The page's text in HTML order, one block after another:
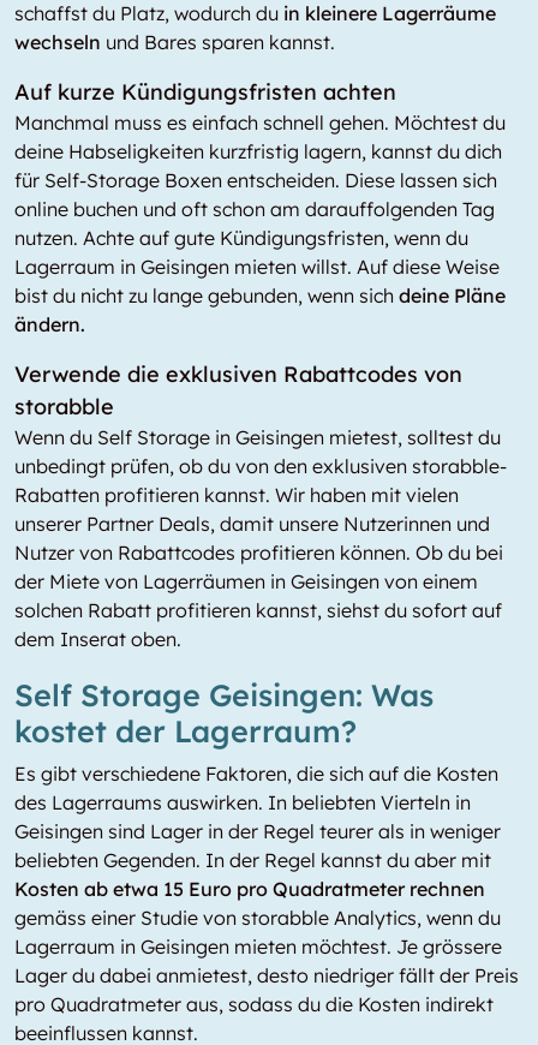
schaffst du Platz, wodurch du in kleinere Lagerräume
wechseln und Bares sparen kannst.
Auf kurze Kündigungsfristen achten
Manchmal muss es einfach schnell gehen. Möchtest du
deine Habseligkeiten kurzfristig lagern, kannst du dich
für Self-Storage Boxen entscheiden. Diese lassen sich
online buchen und oft schon am darauffolgenden Tag
nutzen. Achte auf gute Kündigungsfristen, wenn du
Lagerraum in Geisingen mieten willst. Auf diese Weise
bist du nicht zu lange gebunden, wenn sich deine Pläne
ändern.
Verwende die exklusiven Rabattcodes von
storabble
Wenn du Self Storage in Geisingen mietest, solltest du
unbedingt prüfen, ob du von den exklusiven storabble-
Rabatten profitieren kannst. Wir haben mit vielen
unserer Partner Deals, damit unsere Nutzerinnen und
Nutzer von Rabattcodes profitieren können. Ob du bei
der Miete von Lagerräumen in Geisingen von einem
solchen Rabatt profitieren kannst, siehst du sofort auf
dem Inserat oben.
Self Storage Geisingen: Was
kostet der Lagerraum?
Es gibt verschiedene Faktoren, die sich auf die Kosten
des Lagerraums auswirken. In beliebten Vierteln in
Geisingen sind Lager in der Regel teurer als in weniger
beliebten Gegenden. In der Regel kannst du aber mit
Kosten ab etwa 15 Euro pro Quadratmeter rechnen
gemäss einer Studie von storabble Analytics, wenn du
Lagerraum in Geisingen mieten möchtest. Je grössere
Lager du dabei anmietest, desto niedriger fällt der Preis
pro Quadratmeter aus, sodass du die Kosten indirekt
beeinflussen kannst.